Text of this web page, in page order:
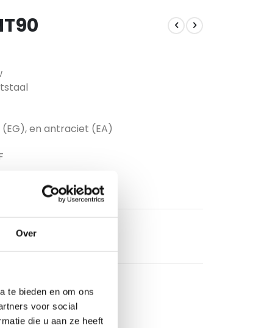
Over
te bieden en om ons
voor social
die u aan ze heeft
(EG), en antraciet (EA)